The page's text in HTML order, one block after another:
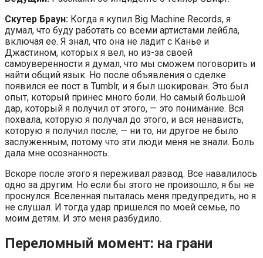
Скутер Браун: Когда я купил Big Machine Records, я
думал, что буду работать со всеми артистами лейбла,
включая ее. Я знал, что она не ладит с Канье и
Джастином, которых я вел, но из-за своей
самоуверенности я думал, что мы сможем поговорить и
найти общий язык. Но после объявления о сделке
появился ее пост в Tumblr, и я был шокирован. Это был
опыт, который принес много боли. Но самый большой
дар, который я получил от этого, — это понимание. Вся
похвала, которую я получал до этого, и вся ненависть,
которую я получил после, — ни то, ни другое не было
заслуженным, потому что эти люди меня не знали. Боль
дала мне осознанность.
Вскоре после этого я переживал развод. Все навалилось
одно за другим. Но если бы этого не произошло, я бы не
проснулся. Вселенная пыталась меня предупредить, но я
не слушал. И тогда удар пришелся по моей семье, по
моим детям. И это меня разбудило.
Переломный момент: на грани